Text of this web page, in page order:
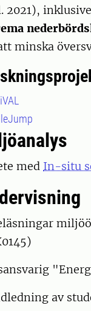
2021),
minska
med In-situ
av